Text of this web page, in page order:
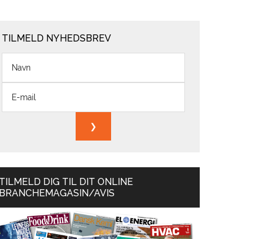
TILMELD NYHEDSBREV
TILMELD DIG TIL DIT ONLINE
BRANCHEMAGASIN/AVIS